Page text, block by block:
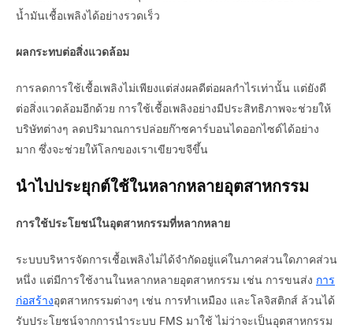
น้ำมันเชื้อเพลิงได้อย่างรวดเร็ว
ผลกระทบต่อสิ่งแวดล้อม
การลดการใช้เชื้อเพลิงไม่เพียงแต่ส่งผลดีต่อผลกำไรเท่านั้น แต่ยังดี
ต่อสิ่งแวดล้อมอีกด้วย การใช้เชื้อเพลิงอย่างมีประสิทธิภาพจะช่วยให้
บริษัทต่างๆ ลดปริมาณการปล่อยก๊าซคาร์บอนไดออกไซด์ได้อย่าง
มาก ซึ่งจะช่วยให้โลกของเราเขียวขจีขึ้น
นำไปประยุกต์ใช้ในหลากหลายอุตสาหกรรม
การใช้ประโยชน์ในอุตสาหกรรมที่หลากหลาย
ระบบบริหารจัดการเชื้อเพลิงไม่ได้จำกัดอยู่แค่ในภาคส่วนใดภาคส่วน
หนึ่ง แต่มีการใช้งานในหลากหลายอุตสาหกรรม เช่น การขนส่ง การ
ก่อสร้างอุตสาหกรรมต่างๆ เช่น การทำเหมือง และโลจิสติกส์ ล้วนได้
รับประโยชน์จากการนำระบบ FMS มาใช้ ไม่ว่าจะเป็นอุตสาหกรรม